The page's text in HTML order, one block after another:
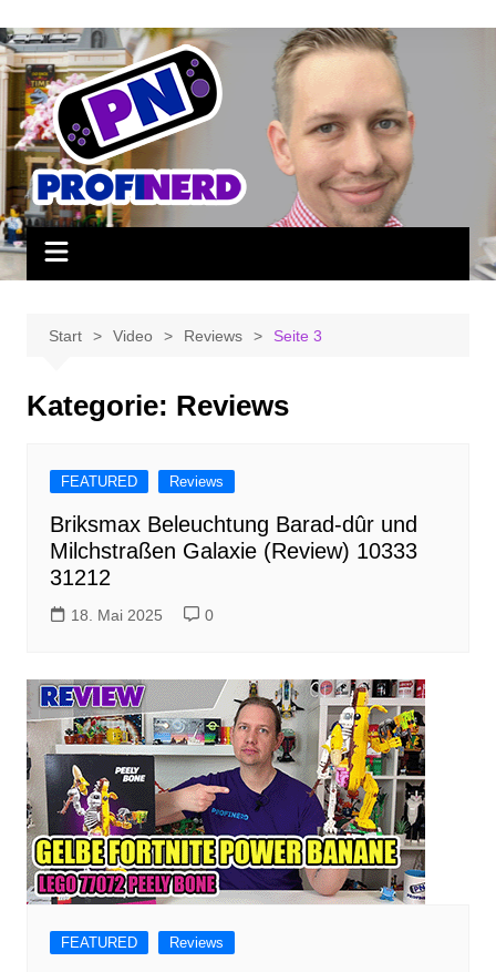
Inhalt
springen
Start Video Reviews Seite 3
Kategorie: Reviews
FEATURED Reviews
Briksmax Beleuchtung Barad-dûr und
Milchstraßen Galaxie (Review) 10333
31212
18. Mai 2025 0
FEATURED Reviews